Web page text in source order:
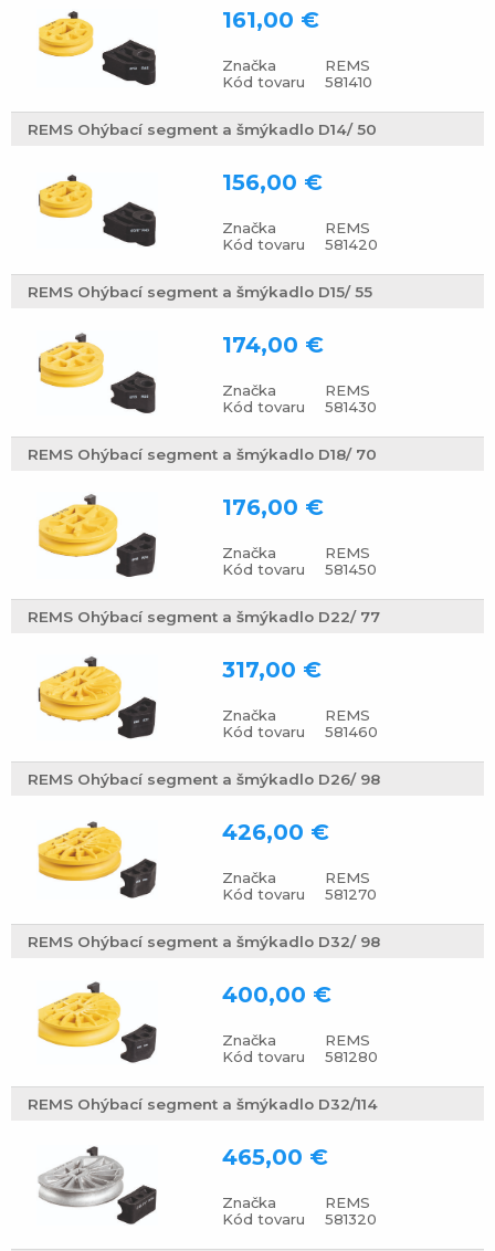
Značka
REMS
Kód tovaru
581410
161,00 €
REMS Ohýbací segment a šmýkadlo D14/ 50
Značka
REMS
Kód tovaru
581420
156,00 €
REMS Ohýbací segment a šmýkadlo D15/ 55
Značka
REMS
Kód tovaru
581430
174,00 €
REMS Ohýbací segment a šmýkadlo D18/ 70
Značka
REMS
Kód tovaru
581450
176,00 €
REMS Ohýbací segment a šmýkadlo D22/ 77
Značka
REMS
Kód tovaru
581460
317,00 €
REMS Ohýbací segment a šmýkadlo D26/ 98
Značka
REMS
Kód tovaru
581270
426,00 €
REMS Ohýbací segment a šmýkadlo D32/ 98
Značka
REMS
Kód tovaru
581280
400,00 €
REMS Ohýbací segment a šmýkadlo D32/114
Značka
REMS
Kód tovaru
581320
465,00 €